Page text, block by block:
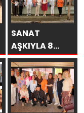
SANAT
AŞKIYLA 8
AÇILDI